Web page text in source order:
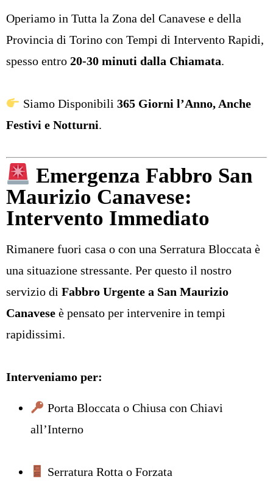
Operiamo in Tutta la Zona del Canavese e della
Provincia di Torino con Tempi di Intervento Rapidi,
spesso entro 20-30 minuti dalla Chiamata.
Siamo Disponibili 365 Giorni l’Anno, Anche
Festivi e Notturni.
Emergenza Fabbro San
Maurizio Canavese:
Intervento Immediato
Rimanere fuori casa o con una Serratura Bloccata è
una situazione stressante. Per questo il nostro
servizio di Fabbro Urgente a San Maurizio
Canavese è pensato per intervenire in tempi
rapidissimi.
Interveniamo per:
Porta Bloccata o Chiusa con Chiavi
all’Interno
Serratura Rotta o Forzata